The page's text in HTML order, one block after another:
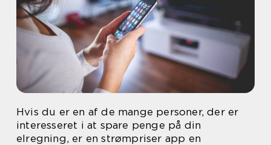
Hvis du er en af de mange personer, der er
interesseret i at spare penge på din
elregning, er en strømpriser app en